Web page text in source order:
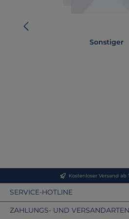
Sonstiger
Kostenloser Versand ab
SERVICE-HOTLINE
ZAHLUNGS- UND VERSANDARTEN